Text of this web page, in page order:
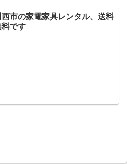
西市の家電家具レンタル、送料
料です